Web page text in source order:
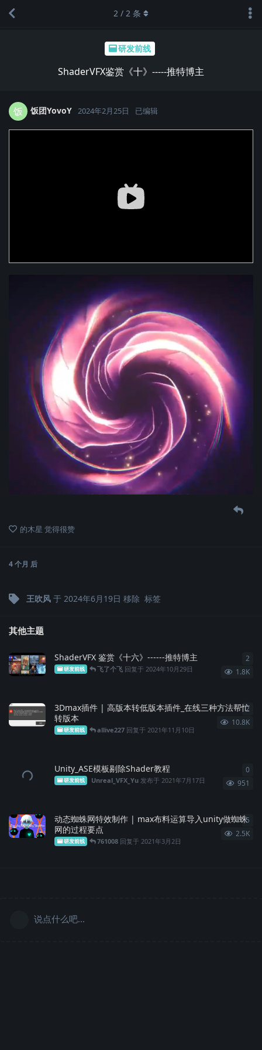
研发前线
ShaderVFX鉴赏《十》-----推特博主
2 / 2 条
饭 饭团YovoY 2024年2月25日 已编辑
的木星 觉得很赞
4 个月 后
王吹风 于 2024年6月19日 移除 标签
其他主题
ShaderVFX 鉴赏《十六》------推特博主
研发前线 飞了个飞 回复于2024年10月29日 1.8K
2
3Dmax插件 | 高版本转低版本插件_在线三种方法帮忙
转版本
研发前线 allive227 回复于2021年11月10日
10.8K
2
Unity_ASE模板剔除Shader教程
研发前线 Unreal_VFX_Yu 发布于2021年7月17日 951
0
动态蜘蛛网特效制作 | max布料运算导入unity做蜘蛛
网的过程要点
研发前线 761008 回复于2021年3月2日
2.5K
5
说点什么吧...